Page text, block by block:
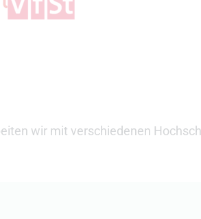
wir mit verschiedenen